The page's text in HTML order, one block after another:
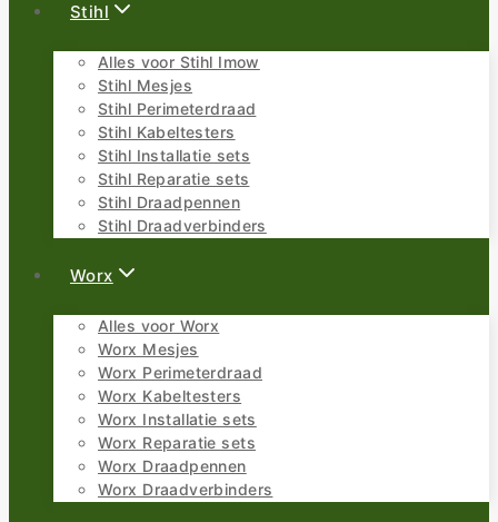
Stihl
Alles voor Stihl Imow
Stihl Mesjes
Stihl Perimeterdraad
Stihl Kabeltesters
Stihl Installatie sets
Stihl Reparatie sets
Stihl Draadpennen
Stihl Draadverbinders
Worx
Alles voor Worx
Worx Mesjes
Worx Perimeterdraad
Worx Kabeltesters
Worx Installatie sets
Worx Reparatie sets
Worx Draadpennen
Worx Draadverbinders